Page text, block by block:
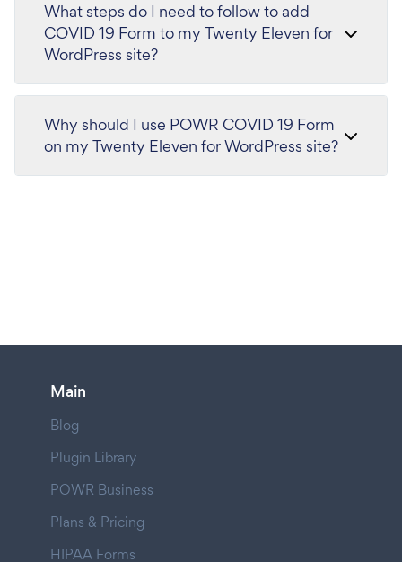
What steps do I need to follow to add
COVID 19 Form to my Twenty Eleven for
WordPress site?
Why should I use POWR COVID 19 Form
on my Twenty Eleven for WordPress site?
Main
Blog
Plugin Library
POWR Business
Plans & Pricing
HIPAA Forms